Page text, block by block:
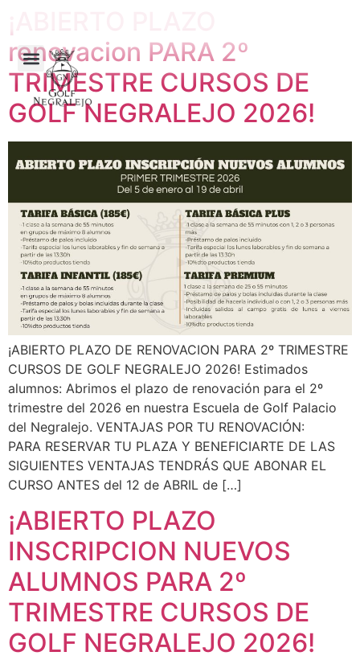
renovacion PARA 2º
TRIMESTRE CURSOS DE
GOLF NEGRALEJO 2026!
¡ABIERTO PLAZO DE RENOVACION PARA 2º TRIMESTRE
CURSOS DE GOLF NEGRALEJO 2026! Estimados
alumnos: Abrimos el plazo de renovación para el 2º
trimestre del 2026 en nuestra Escuela de Golf Palacio
del Negralejo. VENTAJAS POR TU RENOVACIÓN:
PARA RESERVAR TU PLAZA Y BENEFICIARTE DE LAS
SIGUIENTES VENTAJAS TENDRÁS QUE ABONAR EL
CURSO ANTES del 12 de ABRIL de […]
¡ABIERTO PLAZO
INSCRIPCION NUEVOS
ALUMNOS PARA 2º
TRIMESTRE CURSOS DE
GOLF NEGRALEJO 2026!